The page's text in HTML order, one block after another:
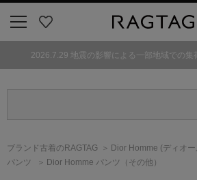
気
2026.7.29 地震の影響による一部地域での集
ブランド古着のRAGTAG Dior Homme (ディオ
パンツ
Dior Homme パンツ（その他）